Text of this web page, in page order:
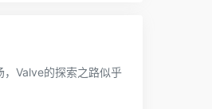
Valve的探索之路似乎